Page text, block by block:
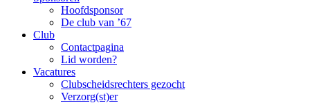
Hoofdsponsor
De club van ’67
Club
Contactpagina
Lid worden?
Vacatures
Clubscheidsrechters gezocht
Verzorg(st)er